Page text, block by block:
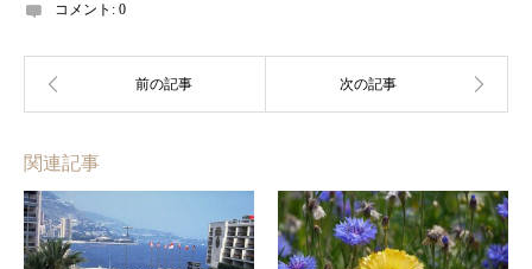
コメント: 0
関連記事